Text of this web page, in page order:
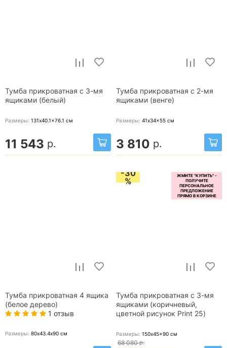
Тумба прикроватная с 3-мя
ящиками (белый)
Размеры: 131x40.1x76.1 см
11 543 р.
Тумба прикроватная с 2-мя
ящиками (венге)
Размеры: 41x34x55 см
3 810 р.
Тумба прикроватная 4 ящика
(белое дерево)
1 отзыв
Размеры: 80х43.4х90 см
-30
%
Тумба прикроватная с 3-мя
ящиками (коричневый,
цветной рисунок Print 25)
Размеры: 150x45x90 см
68 080 р.